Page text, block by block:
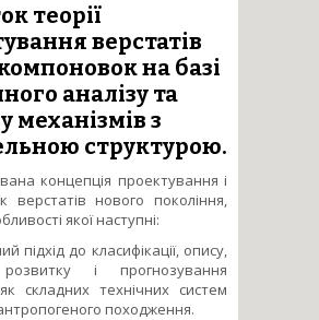
теорії
верстатів
на базі
аналізу та
механізмів з
структурою.
концепція проектування і
верстатів нового покоління,
якої наступні:
підхід до класифікації, опису,
і прогнозування
складних технічних систем
походження.